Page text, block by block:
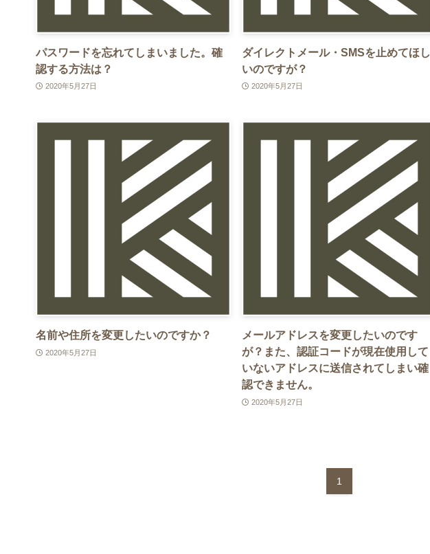
パスワードを忘れてしまいました。確
認する方法は？
2020年5月27日
ダイレクトメール・SMSを止めてほし
いのですが？
2020年5月27日
名前や住所を変更したいのですか？
2020年5月27日
メールアドレスを変更したいのです
が？また、認証コードが現在使用して
いないアドレスに送信されてしまい確
認できません。
2020年5月27日
1